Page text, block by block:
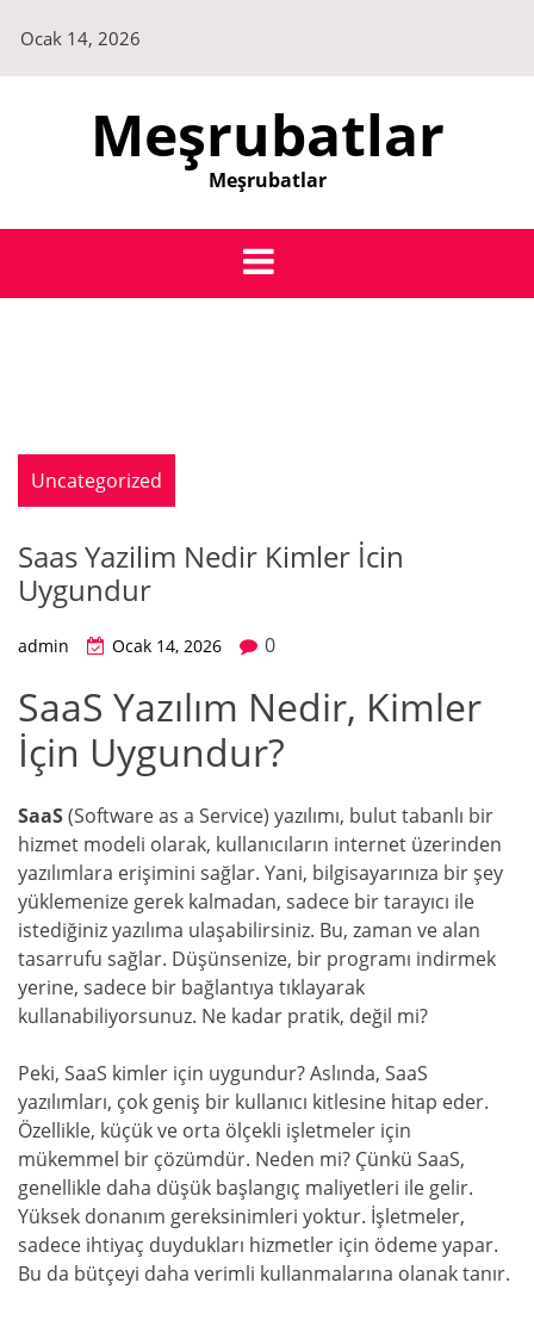
content
Ocak 14, 2026
Meşrubatlar
Meşrubatlar
Uncategorized
Saas Yazilim Nedir Kimler İcin
Uygundur
admin Ocak 14, 2026 0
SaaS Yazılım Nedir, Kimler
İçin Uygundur?
SaaS(Software as a Service) yazılımı, bulut tabanlı bir
hizmet modeli olarak, kullanıcıların internet üzerinden
yazılımlara erişimini sağlar. Yani, bilgisayarınıza bir şey
yüklemenize gerek kalmadan, sadece bir tarayıcı ile
istediğiniz yazılıma ulaşabilirsiniz. Bu, zaman ve alan
tasarrufu sağlar. Düşünsenize, bir programı indirmek
yerine, sadece bir bağlantıya tıklayarak
kullanabiliyorsunuz. Ne kadar pratik, değil mi?
Peki, SaaS kimler için uygundur? Aslında, SaaS
yazılımları, çok geniş bir kullanıcı kitlesine hitap eder.
Özellikle, küçük ve orta ölçekli işletmeler için
mükemmel bir çözümdür. Neden mi? Çünkü SaaS,
genellikle daha düşük başlangıç maliyetleri ile gelir.
Yüksek donanım gereksinimleri yoktur. İşletmeler,
sadece ihtiyaç duydukları hizmetler için ödeme yapar.
Bu da bütçeyi daha verimli kullanmalarına olanak tanır.